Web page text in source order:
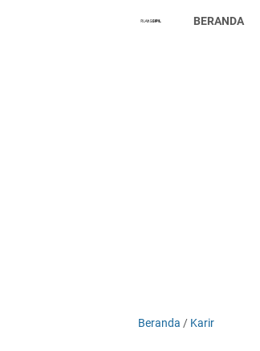
BERANDA
Beranda / Karir